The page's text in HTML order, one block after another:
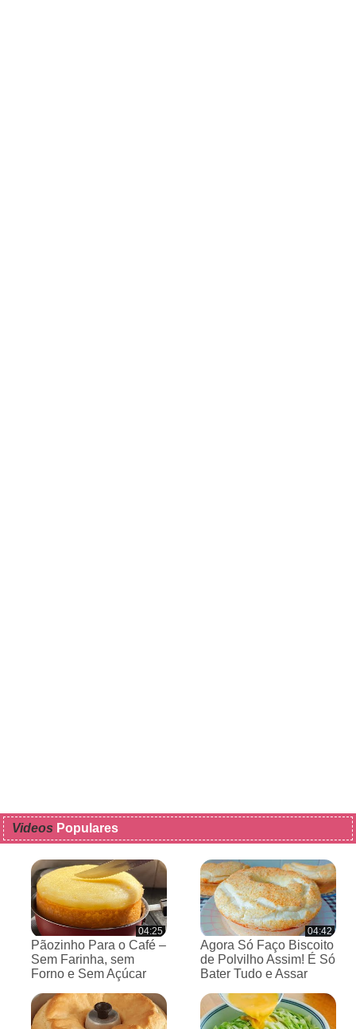
Videos Populares
04:25
Pãozinho Para o Café –
Sem Farinha, sem
Forno e Sem Açúcar
04:42
Agora Só Faço Biscoito
de Polvilho Assim! É Só
Bater Tudo e Assar